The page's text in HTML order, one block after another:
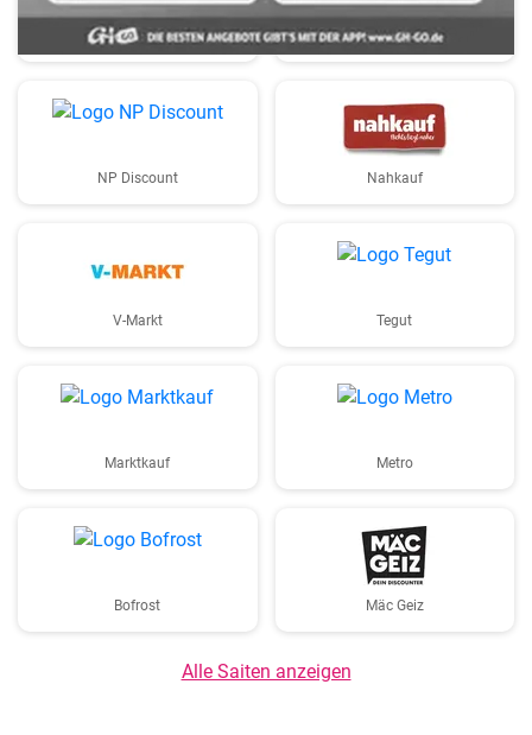
Rewe Denns BioMarkt
NP Discount Nahkauf
V-Markt Tegut
Marktkauf Metro
Bofrost Mäc Geiz
Alle Saiten anzeigen